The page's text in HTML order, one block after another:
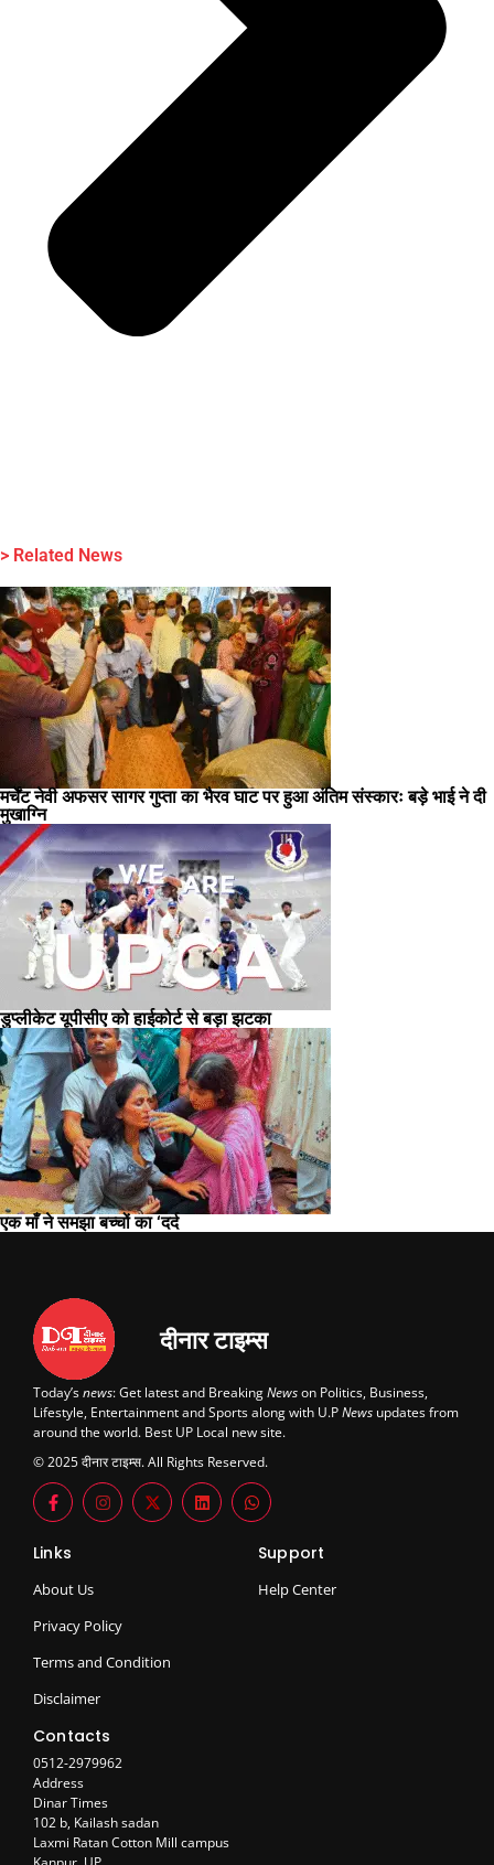
> Related News
मर्चेंट नेवी अफसर सागर गुप्ता का भैरव घाट पर हुआ अंतिम संस्कारः बड़े भाई ने दी
मुखाग्नि
डुप्लीकेट यूपीसीए को हाईकोर्ट से बड़ा झटका
एक माँ ने समझा बच्चों का ‘दर्द
दीनार टाइम्स
Today’snews: Get latest and BreakingNewson Politics, Business,
Lifestyle, Entertainment and Sports along with U.PNews updates from
around the world. Best UP Local new site.
© 2025 दीनार टाइम्स. All Rights Reserved.
Links
About Us
Privacy Policy
Terms and Condition
Disclaimer
Support
Help Center
Contacts
0512-2979962
Address
Dinar Times
102 b, Kailash sadan
Laxmi Ratan Cotton Mill campus